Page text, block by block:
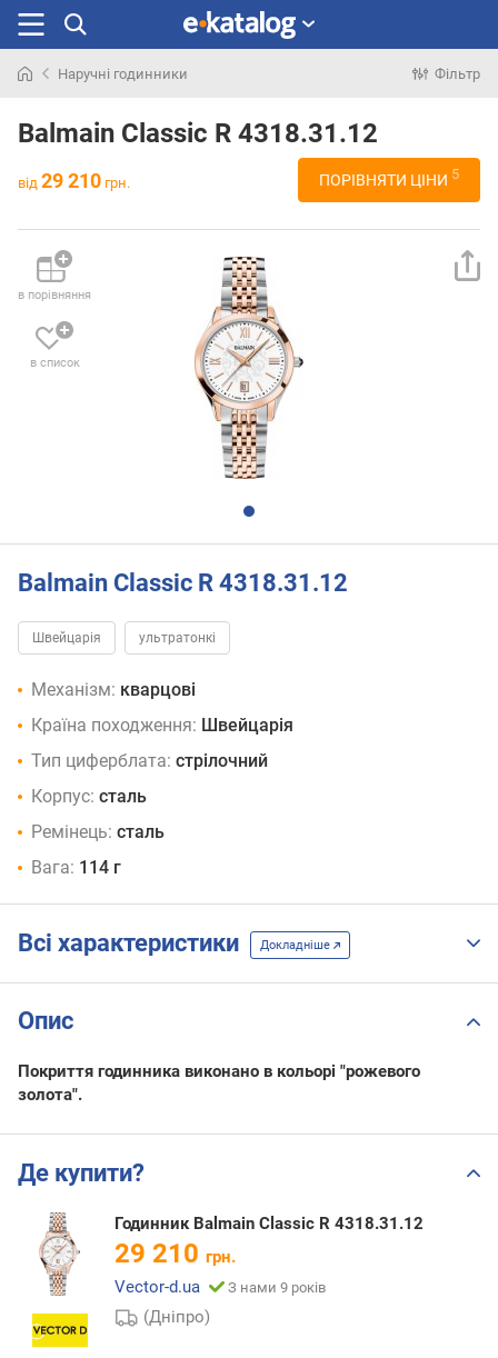
раніше
Наручні годинники Фільтр
Balmain Classic R 4318.31.12
від 29 210 грн. ПОРІВНЯТИ ЦІНИ 5
в порівняння
в список
Balmain Classic R 4318.31.12
Швейцарія ультратонкі
Механізм: кварцові
Країна походження: Швейцарія
Тип циферблата: стрілочний
Корпус: сталь
Ремінець: сталь
Вага: 114 г
Всі характеристики Докладніше
Опис
Покриття годинника виконано в кольорі "рожевого
золота".
Де купити?
Годинник Balmain Classic R 4318.31.12
29 210 грн.
Vector-d.ua
З нами 9 років
(Дніпро)